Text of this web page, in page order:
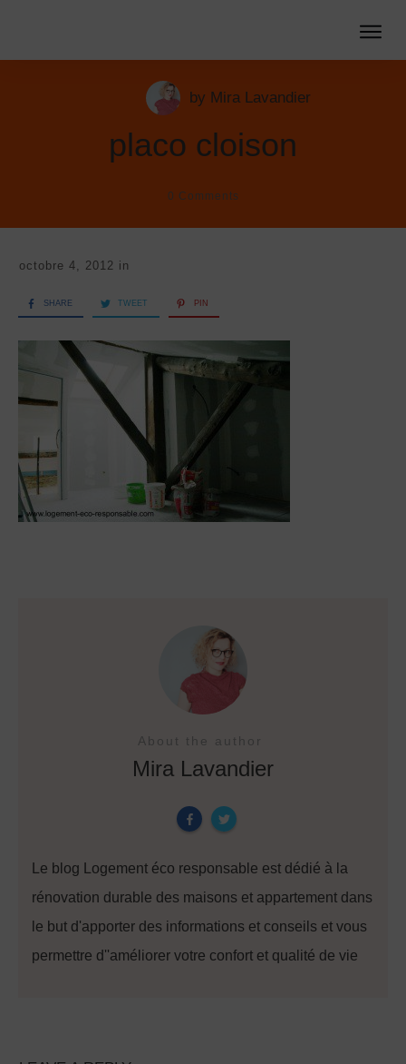
by Mira Lavandier
placo cloison
0 Comments
octobre 4, 2012 in
SHARE TWEET PIN
About the author
Mira Lavandier
Le blog Logement éco responsable est dédié à la
rénovation durable des maisons et appartement dans
le but d'apporter des informations et conseils et vous
permettre d''améliorer votre confort et qualité de vie